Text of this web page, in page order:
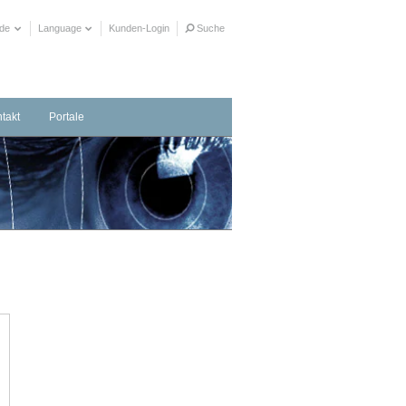
Language Kunden-Login Suche
in Ihrer Nähe
Distributionspartner
Portale